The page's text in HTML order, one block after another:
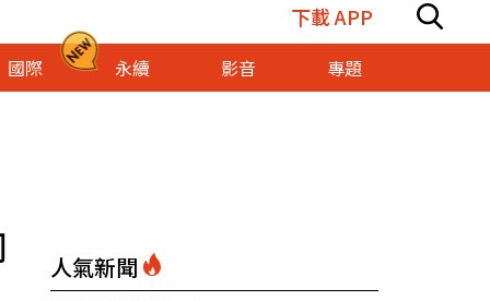
下載 APP
國際 永續 影音 專題
人氣新聞